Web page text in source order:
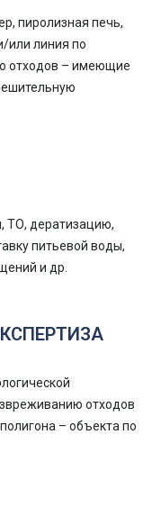
пиролизная печь,
или линия по
отходов – имеющие
ТО, дератизацию,
питьевой воды,
и др.
отходов
– объекта по